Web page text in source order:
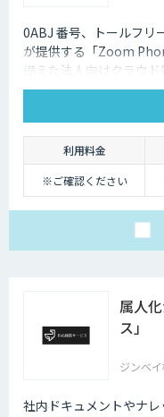
を導入する企業が一気に増
導入する企業は少しずつ増
それは、パソコンやスマホ
らです。また、Wi-Fiなどの
低価格でネットワークを利
えるでしょう。
しかし、テレワークを導入
くなってしまうのも事実で
うため、テレワークに不安
おり、それらを有効活用す
していくことも可能になりま
0ABJ 番号、トールフリ
が提供する「Zoom
備えた法人向けクラウ
（PBX）を必要としな
利用料金
※ご確認ください
属人
ス」
ジンベ
社内ドキュメントやナ